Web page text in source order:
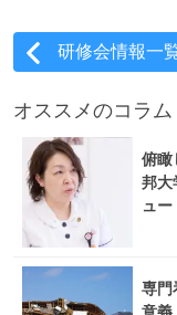
研修会情報一
オススメのコラム
俯瞰
邦大
ュー
専門
意義